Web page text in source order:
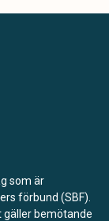
som är
förbund (SBF).
gäller bemötande